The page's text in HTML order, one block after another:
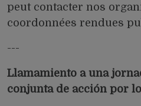
peut contacter nos
coordonnées rendues
---
Llamamiento a una
conjunta de acción por